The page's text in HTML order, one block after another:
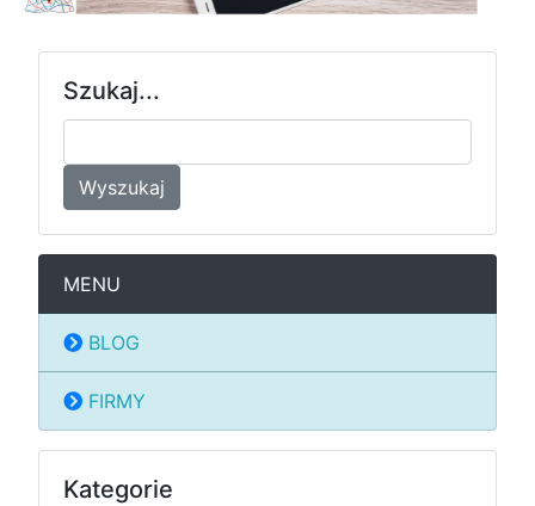
Szukaj...
Wyszukaj
MENU
BLOG
FIRMY
Kategorie